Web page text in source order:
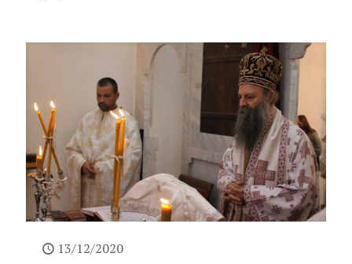
13/12/2020